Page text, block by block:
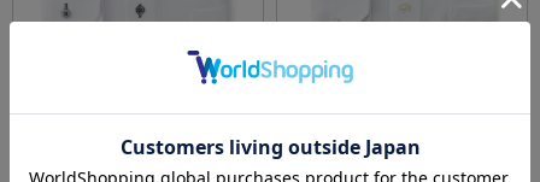
全3色
【バイオセンサークール】ストライプ調ボタ
ンダウンストライプ形態安定ストレッチ防汚
全3色
ーストライプセミワイド形態安定ストレッチ
吸汗速乾ワイシャツ通年